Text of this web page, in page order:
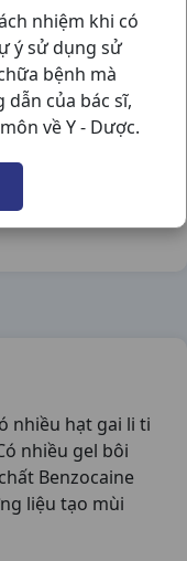
nhiệm khi có
ý sử dụng sử
bệnh mà
của bác sĩ,
về Y - Dược.
VIỆT NAM
Tế,
nhiều hạt gai li ti
nhiều gel bôi
Benzocaine
liệu tạo mùi